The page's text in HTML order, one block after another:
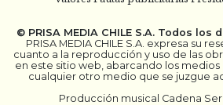
© PRISA MEDIA CHILE S.A. Todos los
PRISA MEDIA CHILE S.A. expresa su
cuanto a la reproducción y uso de las
en este sitio web, abarcando los
cualquier otro medio que se juzgue
Producción musical Cadena